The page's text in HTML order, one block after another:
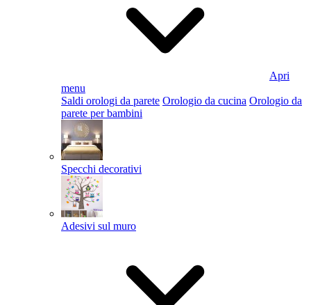
Apri
menu
Saldi orologi da parete Orologio da cucina Orologio da
parete per bambini
Specchi decorativi
Adesivi sul muro